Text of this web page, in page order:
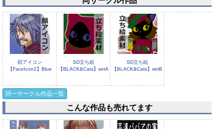
顔アイコン
【FaceIcon2】Blue
SD立ち絵
【BLACK&Cats】setA
SD立ち絵
【BLACK&Cats】setB
同一サークル作品一覧
こんな作品も売れてます